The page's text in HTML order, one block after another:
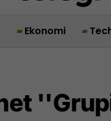
Ekonomi